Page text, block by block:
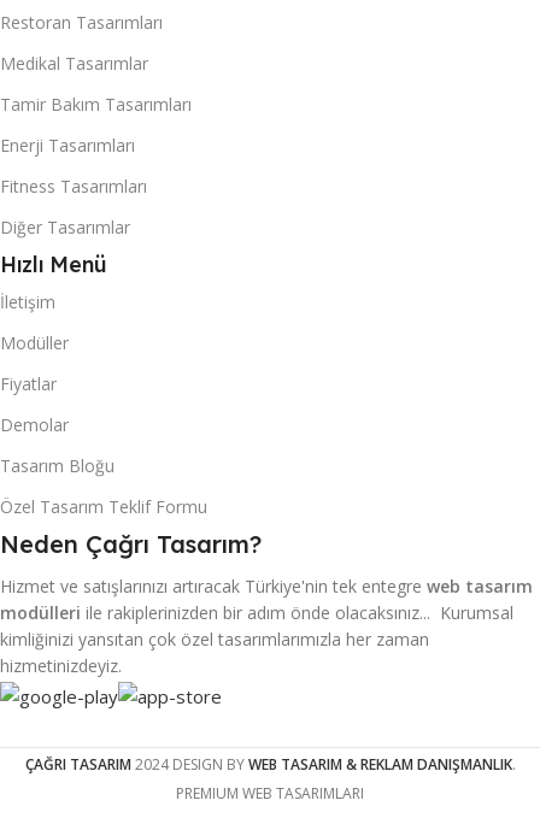
firmanız açısından çok önemli bir yere sahiptir.
mail adresine de sahip olursunuz. Firmanıza ait mail adresi
firma ciddiyetine büyük katkı sağlamaktadır. Günümüzde
popüler olan Gmail, Hotmail gibi mail adresleri, firmanızın
Tüm bunların yanında kurumsal bir firma imajı
Prestijli bir firma sahibi olduğunuzu düşünüyorsanız web
sitesine sahip olmalısınız. Ayrıca sadece firma değil kişisel
olarak kendinizi ifade etmenin ve bilgi alışverişinde
Web Sitesinin Faydaları
Yazıyı buraya kadar okuduysanız ve “bizim bir web sitemiz
zaten var” diyorsanız şu soruları kendinize sormanız sizin
faydanıza olacaktır. Web sitemizi istediğimiz an kendimiz
güncelleyip yeni bilgiler ekleyebiliyor muyuz ? ( Bir
güncelleme ihtiyacımız olduğunda sitenizi yapan firmayla
iletişim zaman alabilir ve maliyetli olabilir )
hizmetlerimiz internette arandığında bizim sitemiz
bulunabiliyormu ve müşterilerimiz bizden haberdar mı ? (
Arandığında bulunamayan bir web sitesi en önemli amacını
Restoran Tasarımları
Medikal Tasarımlar
Tamir Bakım Tasarımları
Enerji Tasarımları
Fitness Tasarımları
Diğer Tasarımlar
Hızlı Menü
İletişim
Modüller
Fiyatlar
Demolar
Tasarım Bloğu
Özel Tasarım Teklif Formu
Neden Çağrı Tasarım?
Hizmet ve satışlarınızı artıracak Türkiye'nin tek entegre web tasarım
modülleri ile rakiplerinizden bir adım önde olacaksınız... Kurumsal
kimliğinizi yansıtan çok özel tasarımlarımızla her zaman
hizmetinizdeyiz.
ÇAĞRI TASARIM 2024 DESIGN BYWEB TASARIM & REKLAM DANIŞMANLIK.
PREMIUM WEB TASARIMLARI